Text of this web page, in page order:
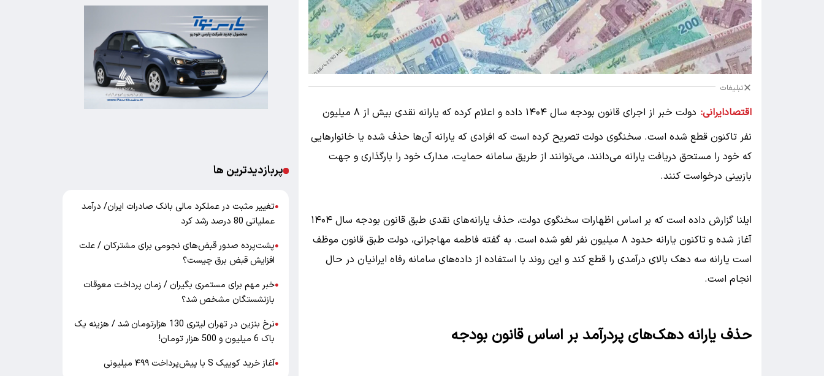
تبلیغات
اقتصادایرانی:
دولت خبر از اجرای قانون بودجه سال ۱۴۰۴ داده و اعلام کرده که یارانه نقدی بیش از ۸ میلیون
نفر تاکنون قطع شده است. سخنگوی دولت تصریح کرده است که افرادی که یارانه آن‌ها حذف شده یا خانوارهایی
که خود را مستحق دریافت یارانه می‌دانند، می‌توانند از طریق سامانه حمایت، مدارک خود را بارگذاری و جهت
بازبینی درخواست کنند.
ایلنا گزارش داده است که بر اساس اظهارات سخنگوی دولت، حذف یارانه‌های نقدی طبق قانون بودجه سال ۱۴۰۴
آغاز شده و تاکنون یارانه حدود ۸ میلیون نفر لغو شده است. به گفته فاطمه مهاجرانی، دولت طبق قانون موظف
است یارانه سه دهک بالای درآمدی را قطع کند و این روند با استفاده از داده‌های سامانه رفاه ایرانیان در حال
انجام است.
حذف یارانه دهک‌های پردرآمد بر اساس قانون بودجه
پربازدیدترین ها
●تغییر مثبت در عملکرد مالی بانک صادرات ایران/ درآمد
عملیاتی 80 درصد رشد کرد
●پشت‌پرده صدور قبض‌های نجومی برای مشترکان / علت
افزایش قبض برق چیست؟
●خبر مهم برای مستمری بگیران / زمان پرداخت معوقات
بازنشستگان مشخص شد؟
●
نرخ بنزین در تهران لیتری 130 هزارتومان شد / هزینه یک
باک 6 میلیون و 500 هزار تومان!
●آغاز خرید کوییک S با پیش‌پرداخت ۴۹۹ میلیونی